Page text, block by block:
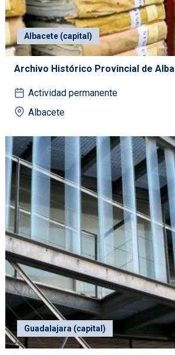
Albacete (capital)
Archivo Histórico Provincial de
Actividad permanente
Albacete
Guadalajara (capital)